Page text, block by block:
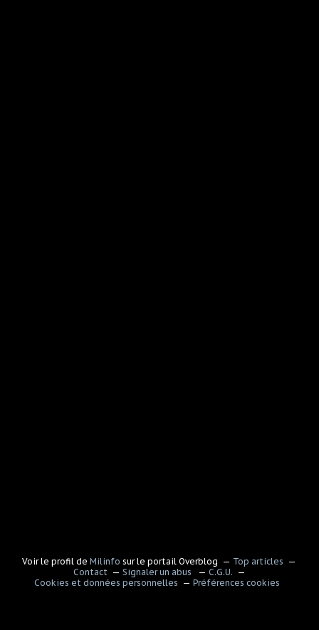
Voir le profil deMilinfo sur le portail Overblog
Top articles
Contact
Signaler un abus
C.G.U.
Cookies et données personnelles
Préférences cookies